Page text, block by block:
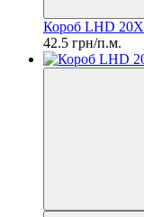
Короб LHD
42.5 грн/п.м.